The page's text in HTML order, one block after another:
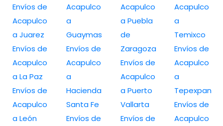
Envíos de
Acapulco
a Juarez
Envíos de
Acapulco
a La Paz
Envíos de
Acapulco
a León
Acapulco
a
Guaymas
Envíos de
Acapulco
a
Hacienda
Santa Fe
Envíos de
Acapulco
a Puebla
de
Zaragoza
Envíos de
Acapulco
a Puerto
Vallarta
Envíos de
Acapulco
a
Temixco
Envíos de
Acapulco
a
Tepexpan
Envíos de
Acapulco